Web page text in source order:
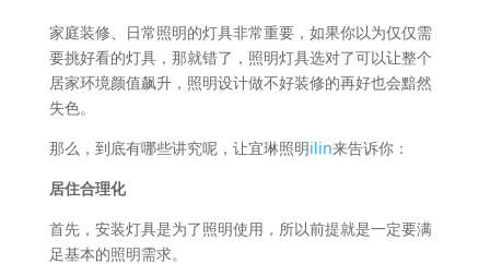
家庭装修、日常照明的灯具非常重要，如果你以为仅仅需
要挑好看的灯具，那就错了，照明灯具选对了可以让整个
居家环境颜值飙升，照明设计做不好装修的再好也会黯然
失色。
那么，到底有哪些讲究呢，让宜琳照明ilin来告诉你：
居住合理化
首先，安装灯具是为了照明使用，所以前提就是一定要满
足基本的照明需求。